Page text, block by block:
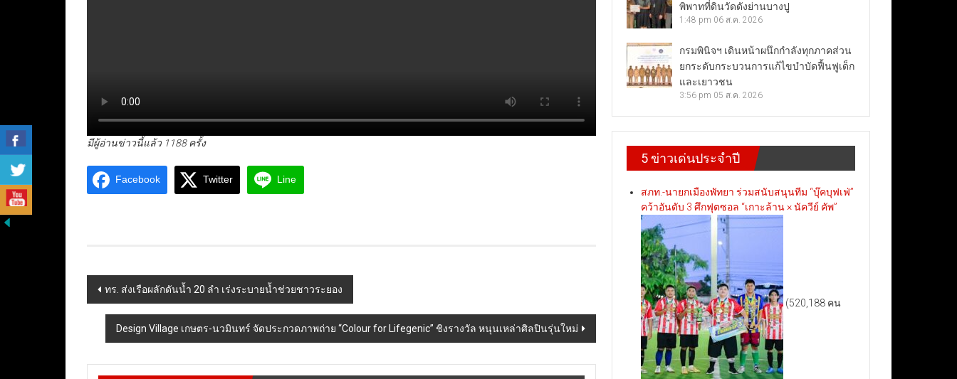
มีผู้อ่านข่าวนี้แล้ว 1188 ครั้ง
Facebook Twitter Line
Post
navigation
ทร. ส่งเรือผลักดันน้ำ 20 ลำ เร่งระบายน้ำช่วยชาวระยอง
Design Village เกษตร-นวมินทร์ จัดประกวดภาพถ่าย “Colour for Lifegenic” ชิงรางวัล หนุนเหล่าศิลปินรุ่นใหม่
พิพาทที่ดินวัดดังย่านบางปู
1:48 pm 06 ส.ค. 2026
กรมพินิจฯ เดินหน้าผนึกกำลังทุกภาคส่วน
ยกระดับกระบวนการแก้ไขบำบัดฟื้นฟูเด็ก
และเยาวชน
3:56 pm 05 ส.ค. 2026
5 ข่าวเด่นประจำปี
สภท.-นายกเมืองพัทยา ร่วมสนับสนุนทีม “บุ๊คบุฟเฟ่”
คว้าอันดับ 3 ศึกฟุตซอล “เกาะล้าน × นัควีย์ คัพ”
(520,188 คน